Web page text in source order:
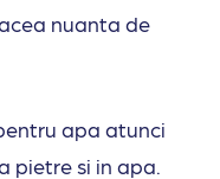
nuanta de
apa atunci
pietre si in apa.